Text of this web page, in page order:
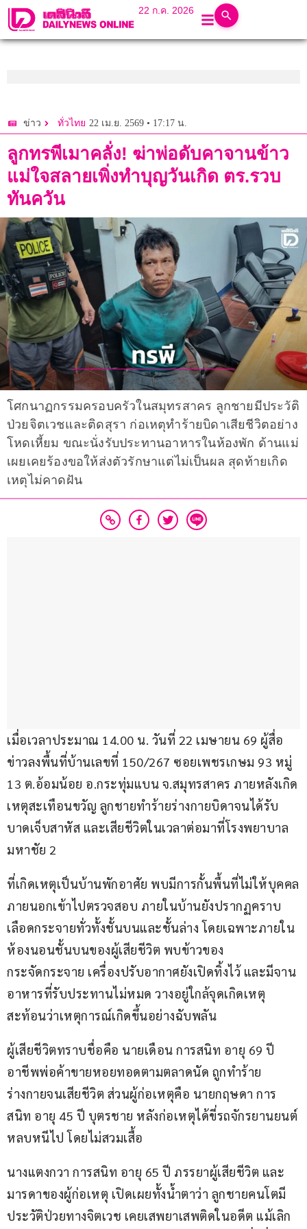
22 ก.ค. 2026
ข่าว ทั่วไทย 22 เม.ย. 2569 • 17:17 น.
ลูกทรพีเมาคลั่ง! ฆ่าพ่อดับคาจานข้าว
แม่ใจสลายเพิ่งทำบุญวันเกิด ตร.รวบ
ทันควัน
โศกนาฏกรรมครอบครัวในสมุทรสาคร ลูกชายมีประวัติ
ป่วยจิตเวชและติดสุรา ก่อเหตุทำร้ายบิดาเสียชีวิตอย่าง
โหดเหี้ยม ขณะนั่งรับประทานอาหารในห้องพัก ด้านแม่
เผยเคยร้องขอให้ส่งตัวรักษาแต่ไม่เป็นผล สุดท้ายเกิด
เหตุไม่คาดฝัน
เมื่อเวลาประมาณ 14.00 น. วันที่ 22 เมษายน 69 ผู้สื่อ
ข่าวลงพื้นที่บ้านเลขที่ 150/267 ซอยเพชรเกษม 93 หมู่
13 ต.อ้อมน้อย อ.กระทุ่มแบน จ.สมุทรสาคร ภายหลังเกิด
เหตุสะเทือนขวัญ ลูกชายทำร้ายร่างกายบิดาจนได้รับ
บาดเจ็บสาหัส และเสียชีวิตในเวลาต่อมาที่โรงพยาบาล
มหาชัย 2
ที่เกิดเหตุเป็นบ้านพักอาศัย พบมีการกั้นพื้นที่ไม่ให้บุคคล
ภายนอกเข้าไปตรวจสอบ ภายในบ้านยังปรากฏคราบ
เลือดกระจายทั่วทั้งชั้นบนและชั้นล่าง โดยเฉพาะภายใน
ห้องนอนชั้นบนของผู้เสียชีวิต พบข้าวของ
กระจัดกระจาย เครื่องปรับอากาศยังเปิดทิ้งไว้ และมีจาน
อาหารที่รับประทานไม่หมด วางอยู่ใกล้จุดเกิดเหตุ
สะท้อนว่าเหตุการณ์เกิดขึ้นอย่างฉับพลัน
ผู้เสียชีวิตทราบชื่อคือ นายเดือน การสนิท อายุ 69 ปี
อาชีพพ่อค้าขายหอยทอดตามตลาดนัด ถูกทำร้าย
ร่างกายจนเสียชีวิต ส่วนผู้ก่อเหตุคือ นายกฤษดา การ
สนิท อายุ 45 ปี บุตรชาย หลังก่อเหตุได้ขี่รถจักรยานยนต์
หลบหนีไป โดยไม่สวมเสื้อ
นางแตงกวา การสนิท อายุ 65 ปี ภรรยาผู้เสียชีวิต และ
มารดาของผู้ก่อเหตุ เปิดเผยทั้งน้ำตาว่า ลูกชายคนโตมี
ประวัติป่วยทางจิตเวช เคยเสพยาเสพติดในอดีต แม้เลิก